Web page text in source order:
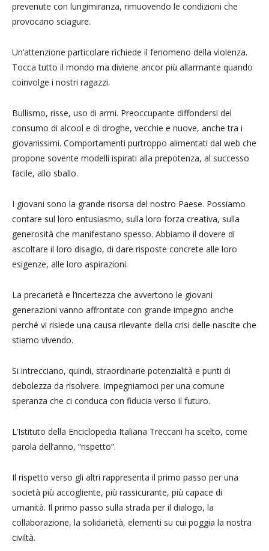
prevenute con lungimiranza, rimuovendo le condizioni che
provocano sciagure.
Un’attenzione particolare richiede il fenomeno della violenza.
Tocca tutto il mondo ma diviene ancor più allarmante quando
coinvolge i nostri ragazzi.
Bullismo, risse, uso di armi. Preoccupante diffondersi del
consumo di alcool e di droghe, vecchie e nuove, anche tra i
giovanissimi. Comportamenti purtroppo alimentati dal web che
propone sovente modelli ispirati alla prepotenza, al successo
facile, allo sballo.
I giovani sono la grande risorsa del nostro Paese. Possiamo
contare sul loro entusiasmo, sulla loro forza creativa, sulla
generosità che manifestano spesso. Abbiamo il dovere di
ascoltare il loro disagio, di dare risposte concrete alle loro
esigenze, alle loro aspirazioni.
La precarietà e l’incertezza che avvertono le giovani
generazioni vanno affrontate con grande impegno anche
perché vi risiede una causa rilevante della crisi delle nascite che
stiamo vivendo.
Si intrecciano, quindi, straordinarie potenzialità e punti di
debolezza da risolvere. Impegniamoci per una comune
speranza che ci conduca con fiducia verso il futuro.
L’Istituto della Enciclopedia Italiana Treccani ha scelto, come
parola dell’anno, “rispetto”.
Il rispetto verso gli altri rappresenta il primo passo per una
società più accogliente, più rassicurante, più capace di
umanità. Il primo passo sulla strada per il dialogo, la
collaborazione, la solidarietà, elementi su cui poggia la nostra
civiltà.